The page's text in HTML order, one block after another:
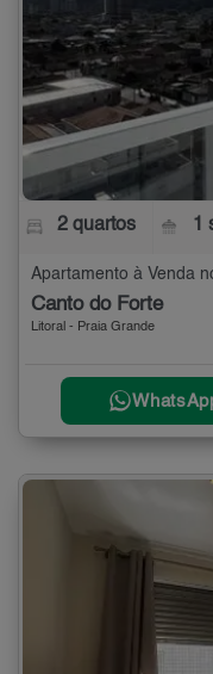
2 quartos 1
Apartamento à Venda
Canto do Forte
Litoral - Praia Grande